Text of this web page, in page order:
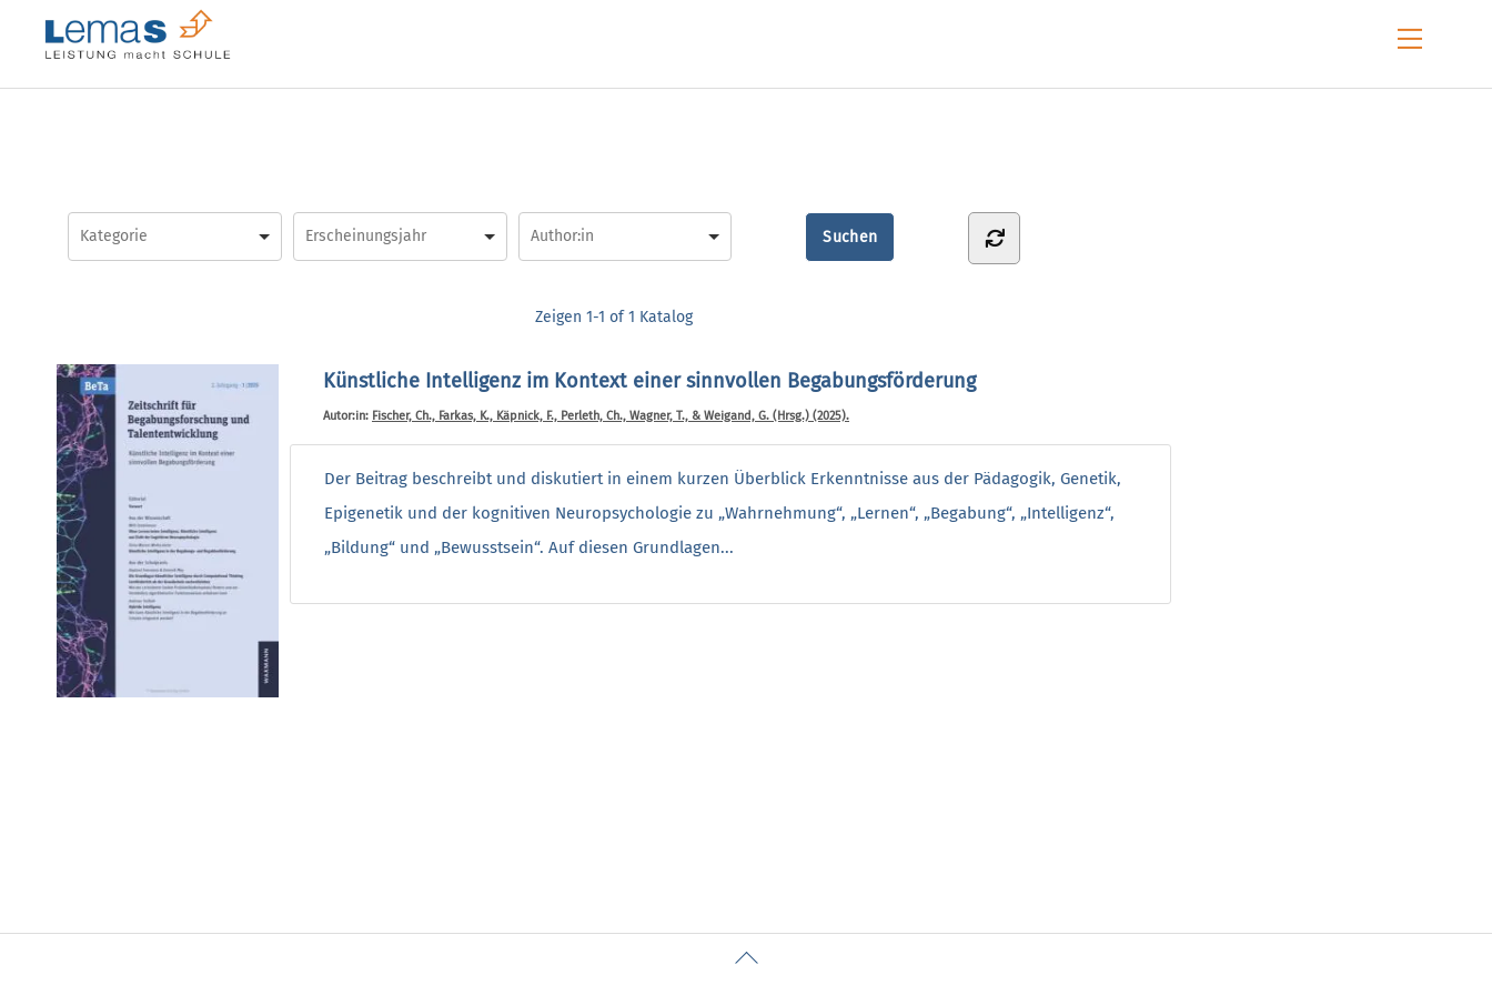
Menu
Zeigen 1-1 of 1 Katalog
Künstliche Intelligenz im Kontext einer sinnvollen Begabungsförderung
Autor:in: Fischer, Ch., Farkas, K., Käpnick, F., Perleth, Ch., Wagner, T., & Weigand, G. (Hrsg.) (2025).
Der Beitrag beschreibt und diskutiert in einem kurzen Überblick Erkenntnisse aus der Pädagogik, Genetik,
Epigenetik und der kognitiven Neuropsychologie zu „Wahrnehmung“, „Lernen“, „Begabung“, „Intelligenz“,
„Bildung“ und „Bewusstsein“. Auf diesen Grundlagen...
Back